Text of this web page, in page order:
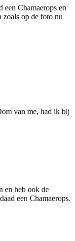
een Chamaerops en
zoals op de foto nu
van me, had ik bij
en heb ook de
een Chamaerops.